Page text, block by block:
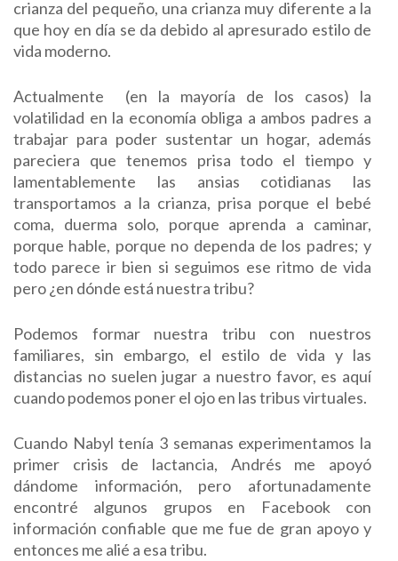
crianza del pequeño, una crianza muy diferente a la
que hoy en día se da debido al apresurado estilo de
vida moderno.
Actualmente (en la mayoría de los casos) la
volatilidad en la economía obliga a ambos padres a
trabajar para poder sustentar un hogar, además
pareciera que tenemos prisa todo el tiempo y
lamentablemente las ansias cotidianas las
transportamos a la crianza, prisa porque el bebé
coma, duerma solo, porque aprenda a caminar,
porque hable, porque no dependa de los padres; y
todo parece ir bien si seguimos ese ritmo de vida
pero ¿en dónde está nuestra tribu?
Podemos formar nuestra tribu con nuestros
familiares, sin embargo, el estilo de vida y las
distancias no suelen jugar a nuestro favor, es aquí
cuando podemos poner el ojo en las tribus virtuales.
Cuando Nabyl tenía 3 semanas experimentamos la
primer crisis de lactancia, Andrés me apoyó
dándome información, pero afortunadamente
encontré algunos grupos en Facebook con
información confiable que me fue de gran apoyo y
entonces me alié a esa tribu.